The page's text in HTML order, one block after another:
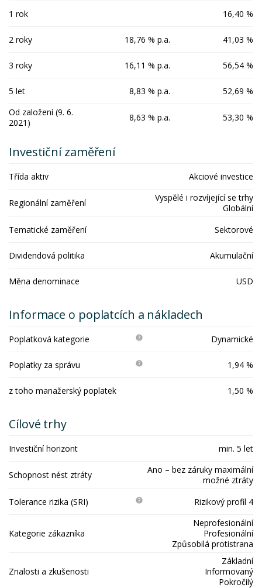
1 rok 16,40 %
2 roky 18,76 % p.a. 41,03 %
3 roky 16,11 % p.a. 56,54 %
5 let 8,83 % p.a.
52,69 %
Od založení (9. 6.
2021)
8,63 % p.a. 53,30 %
Investiční zaměření
Třída aktiv Akciové investice
Regionální zaměření
Vyspělé i rozvíjející se trhy
Globální
Tematické zaměření
Sektorové
Dividendová politika Akumulační
Měna denominace USD
Informace o poplatcích a nákladech
Poplatková kategorie Dynamické
Poplatky za správu 1,94 %
z toho manažerský poplatek 1,50 %
Cílové trhy
Investiční horizont min. 5 let
Schopnost nést ztráty
Ano – bez záruky maximální
možné ztráty
Tolerance rizika (SRI)
Rizikový profil 4
Kategorie zákazníka
Neprofesionální
Profesionální
Způsobilá protistrana
Znalosti a zkušenosti
Základní
Informovaný
Pokročilý